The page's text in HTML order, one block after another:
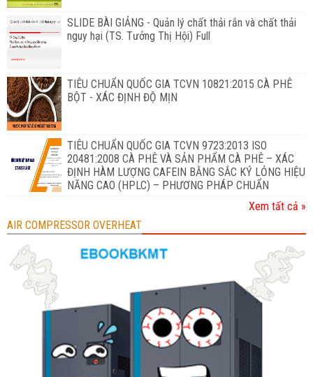
SLIDE BÀI GIẢNG - Quản lý chất thải rắn và chất thải
nguy hại (TS. Tưởng Thị Hội) Full
TIÊU CHUẨN QUỐC GIA TCVN 10821:2015 CÀ PHÊ
BỘT - XÁC ĐỊNH ĐỘ MỊN
TIÊU CHUẨN QUỐC GIA TCVN 9723:2013 ISO
20481:2008 CÀ PHÊ VÀ SẢN PHẨM CÀ PHÊ – XÁC
ĐỊNH HÀM LƯỢNG CAFEIN BẰNG SẮC KÝ LỎNG HIỆU
NĂNG CAO (HPLC) – PHƯƠNG PHÁP CHUẨN
Xem tất cả »
AIR COMPRESSOR OVERHEAT